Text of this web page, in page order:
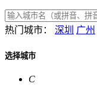
热门城市： 深圳 广州
选择城市
C